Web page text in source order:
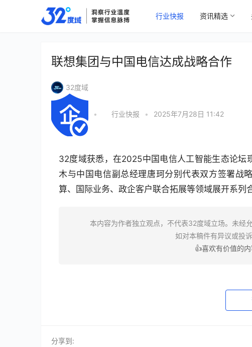
行业快报 资讯精选
联想集团与中国电信达成战略合作
32度域
• 行业快报 • 2025年7月28日 11:42
32度域获悉，在2025中国电信人工智能生态论坛
木与中国电信副总经理唐珂分别代表双方签署战
算、国际业务、政企客户联合拓展等领域展开系列
本内容为作者独立观点，不代表32度域立场。未经
如对本稿件有异议或投
👍喜欢有价值的
分享到: